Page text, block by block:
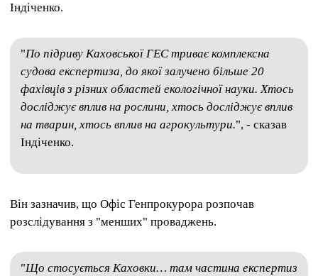
Індіченко.
"По підриву Каховської ГЕС триває комплексна
судова експертиза, до якої залучено більше 20
фахівців з різних областей екологічної науки. Хтось
досліджує вплив на рослини, хтось досліджує вплив
на тварин, хтось вплив на агрокультури.", - сказав
Індіченко.
Він зазначив, що Офіс Генпрокурора розпочав
розслідування з "менших" проваджень.
"Що стосується Каховки… там частина експертиз